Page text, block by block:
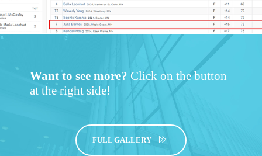
Want to see more? Click on the button
at the right side!
FULL GALLERY